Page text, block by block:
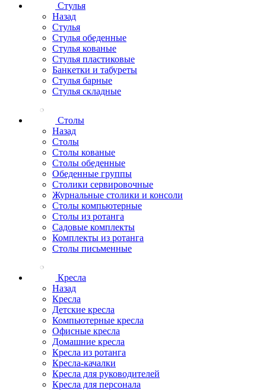
Стулья
Назад
Стулья
Стулья обеденные
Стулья кованые
Стулья пластиковые
Банкетки и табуреты
Стулья барные
Стулья складные
Столы
Назад
Столы
Столы кованые
Столы обеденные
Обеденные группы
Столики сервировочные
Журнальные столики и консоли
Столы компьютерные
Столы из ротанга
Садовые комплекты
Комплекты из ротанга
Столы письменные
Кресла
Назад
Кресла
Детские кресла
Компьютерные кресла
Офисные кресла
Домашние кресла
Кресла из ротанга
Кресла-качалки
Кресла для руководителей
Кресла для персонала